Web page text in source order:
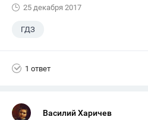
25 декабря 2017
ГДЗ
1 ответ
Василий Харичев